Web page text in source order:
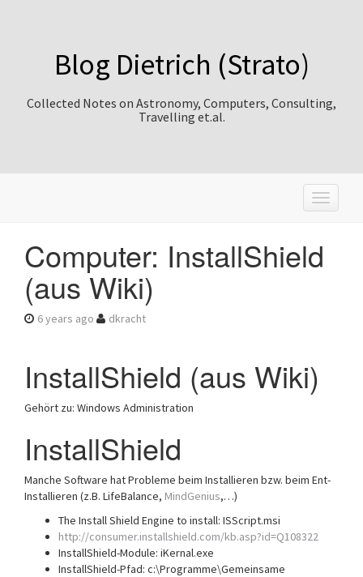
Blog Dietrich (Strato)
Collected Notes on Astronomy, Computers, Consulting,
Travelling et.al.
T
o
g
l
Computer: InstallShield
(aus Wiki)
6 years ago dkracht
InstallShield (aus Wiki)
Gehört zu: Windows Administration
InstallShield
Manche Software hat Probleme beim Installieren bzw. beim Ent-
Installieren (z.B. LifeBalance, MindGenius,…)
The Install Shield Engine to install: ISScript.msi
http://consumer.installshield.com/kb.asp?id=Q108322
InstallShield-Module: iKernal.exe
InstallShield-Pfad: c:\Programme\Gemeinsame